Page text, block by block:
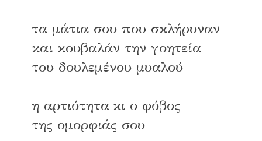
τα μάτια σου που σκλήρυναν
και κουβαλάν την γοητεία
του δουλεμένου μυαλού
η αρτιότητα κι ο φόβος
της ομορφιάς σου